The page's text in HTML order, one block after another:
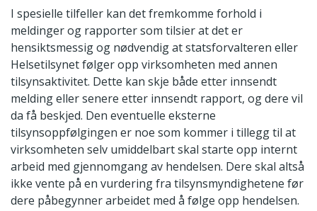
I spesielle tilfeller kan det fremkomme forhold i
meldinger og rapporter som tilsier at det er
hensiktsmessig og nødvendig at statsforvalteren eller
Helsetilsynet følger opp virksomheten med annen
tilsynsaktivitet. Dette kan skje både etter innsendt
melding eller senere etter innsendt rapport, og dere vil
da få beskjed. Den eventuelle eksterne
tilsynsoppfølgingen er noe som kommer i tillegg til at
virksomheten selv umiddelbart skal starte opp internt
arbeid med gjennomgang av hendelsen. Dere skal altså
ikke vente på en vurdering fra tilsynsmyndighetene før
dere påbegynner arbeidet med å følge opp hendelsen.